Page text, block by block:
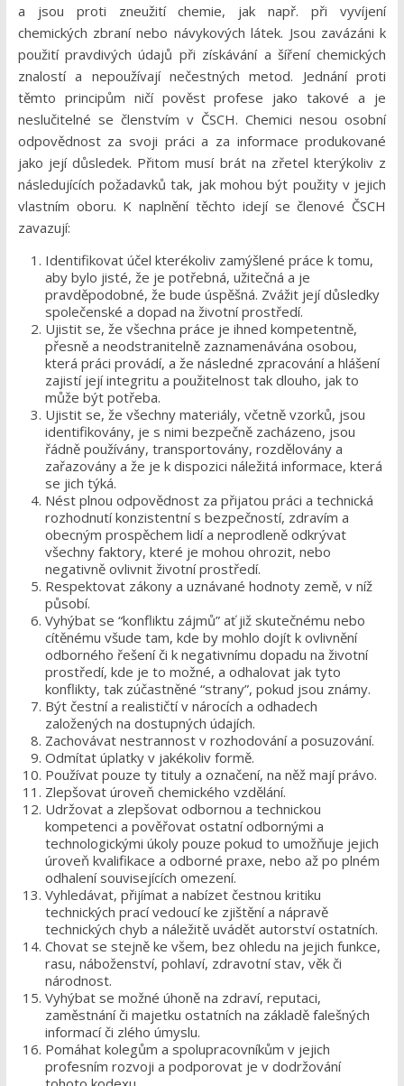
a jsou proti zneužití chemie, jak např. při vyvíjení
chemických zbraní nebo návykových látek. Jsou zavázáni k
použití pravdivých údajů při získávání a šíření chemických
znalostí a nepoužívají nečestných metod. Jednání proti
těmto principům ničí pověst profese jako takové a je
neslučitelné se členstvím v ČSCH. Chemici nesou osobní
odpovědnost za svoji práci a za informace produkované
jako její důsledek. Přitom musí brát na zřetel kterýkoliv z
následujících požadavků tak, jak mohou být použity v jejich
vlastním oboru. K naplnění těchto idejí se členové ČSCH
zavazují:
Identifikovat účel kterékoliv zamýšlené práce k tomu,
aby bylo jisté, že je potřebná, užitečná a je
pravděpodobné, že bude úspěšná. Zvážit její důsledky
společenské a dopad na životní prostředí.
Ujistit se, že všechna práce je ihned kompetentně,
přesně a neodstranitelně zaznamenávána osobou,
která práci provádí, a že následné zpracování a hlášení
zajistí její integritu a použitelnost tak dlouho, jak to
může být potřeba.
Ujistit se, že všechny materiály, včetně vzorků, jsou
identifikovány, je s nimi bezpečně zacházeno, jsou
řádně používány, transportovány, rozdělovány a
zařazovány a že je k dispozici náležitá informace, která
se jich týká.
Nést plnou odpovědnost za přijatou práci a technická
rozhodnutí konzistentní s bezpečností, zdravím a
obecným prospěchem lidí a neprodleně odkrývat
všechny faktory, které je mohou ohrozit, nebo
negativně ovlivnit životní prostředí.
Respektovat zákony a uznávané hodnoty země, v níž
působí.
Vyhýbat se “konfliktu zájmů” ať již skutečnému nebo
cítěnému všude tam, kde by mohlo dojít k ovlivnění
odborného řešení či k negativnímu dopadu na životní
prostředí, kde je to možné, a odhalovat jak tyto
konflikty, tak zúčastněné “strany”, pokud jsou známy.
Být čestní a realističtí v nárocích a odhadech
založených na dostupných údajích.
Zachovávat nestrannost v rozhodování a posuzování.
Odmítat úplatky v jakékoliv formě.
Používat pouze ty tituly a označení, na něž mají právo.
Zlepšovat úroveň chemického vzdělání.
Udržovat a zlepšovat odbornou a technickou
kompetenci a pověřovat ostatní odbornými a
technologickými úkoly pouze pokud to umožňuje jejich
úroveň kvalifikace a odborné praxe, nebo až po plném
odhalení souvisejících omezení.
Vyhledávat, přijímat a nabízet čestnou kritiku
technických prací vedoucí ke zjištění a nápravě
technických chyb a náležitě uvádět autorství ostatních.
Chovat se stejně ke všem, bez ohledu na jejich funkce,
rasu, náboženství, pohlaví, zdravotní stav, věk či
národnost.
Vyhýbat se možné úhoně na zdraví, reputaci,
zaměstnání či majetku ostatních na základě falešných
informací či zlého úmyslu.
Pomáhat kolegům a spolupracovníkům v jejich
profesním rozvoji a podporovat je v dodržování